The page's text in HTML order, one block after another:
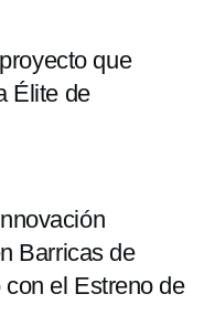
que
Élite de
Barricas de
el Estreno de